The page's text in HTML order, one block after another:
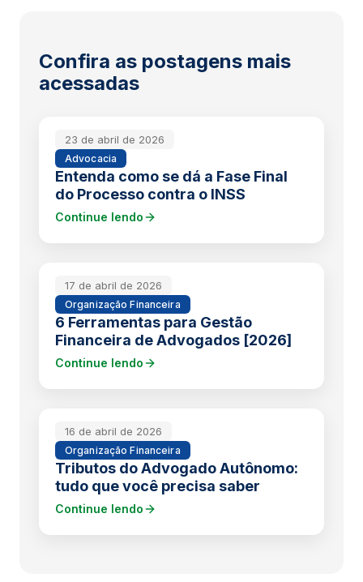
Confira as postagens mais
acessadas
23 de abril de 2026
Advocacia
Entenda como se dá a Fase Final
do Processo contra o INSS
Continue lendo
17 de abril de 2026
Organização Financeira
6 Ferramentas para Gestão
Financeira de Advogados [2026]
Continue lendo
16 de abril de 2026
Organização Financeira
Tributos do Advogado Autônomo:
tudo que você precisa saber
Continue lendo